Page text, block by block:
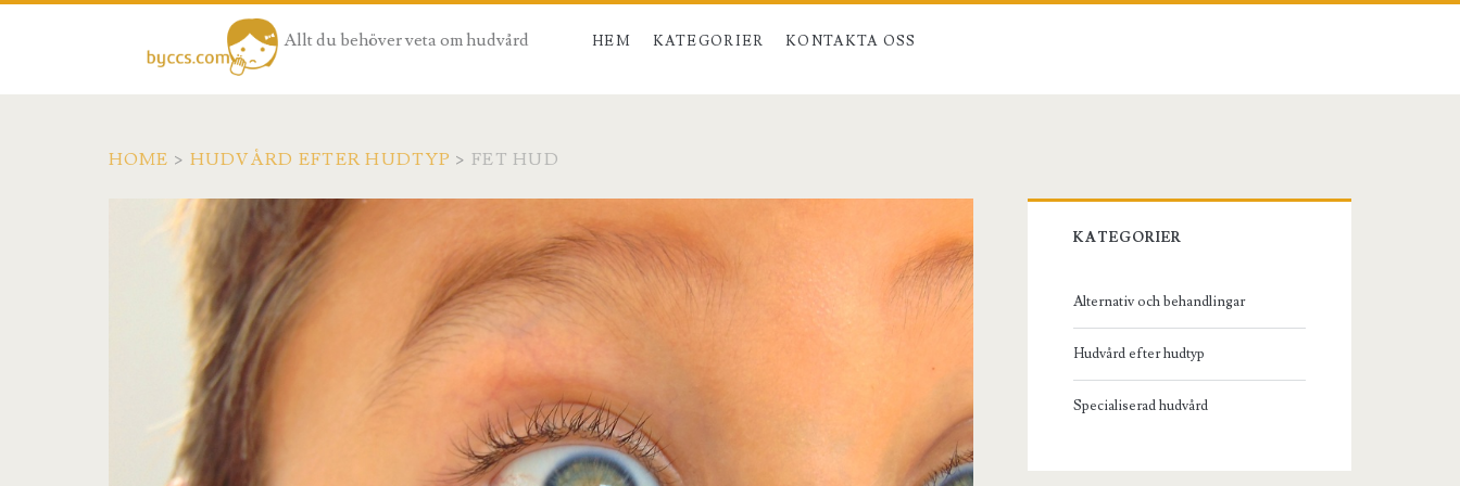
Allt du behöver veta om hudvård HEM KATEGORIER KONTAKTA OSS
HOME > HUDVÅRD EFTER HUDTYP > FET HUD
Primary
KATEGORIER
Alternativ och behandlingar
Hudvård efter hudtyp
Specialiserad hudvård